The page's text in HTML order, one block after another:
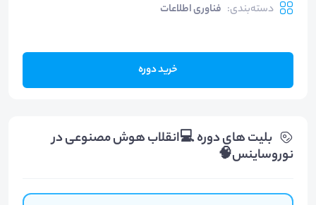
دسته‌بندی: فناوری اطلاعات
خرید دوره
بلیت های دوره 💻انقلاب هوش مصنوعی در
نوروساینس🧠